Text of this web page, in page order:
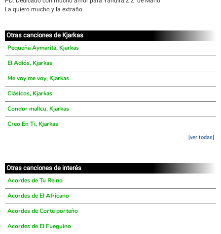
La quiero mucho y la extraño.
Otras canciones de Kjarkas
Pequeña Aymarita, Kjarkas
El Adiós, Kjarkas
Me voy me voy, Kjarkas
Clásicos, Kjarkas
Condor mallcu, Kjarkas
Creo En Ti, Kjarkas
[ver todas]
Otras canciones de interés
Acordes de Tu Reino
Acordes de El Africano
Acordes de Corte porteño
Acordes de El Fueguino